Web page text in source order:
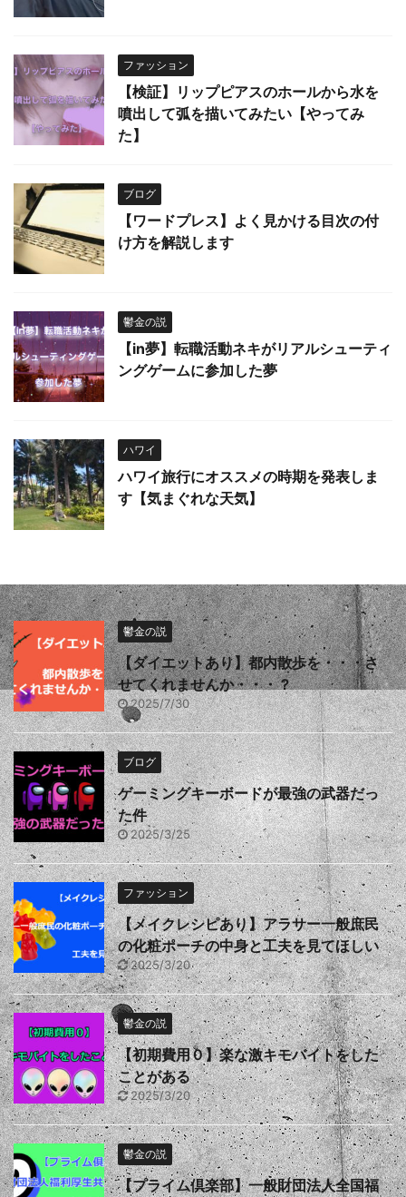
ファッション
【検証】リップピアスのホールから水を
噴出して弧を描いてみたい【やってみ
た】
ブログ
【ワードプレス】よく見かける目次の付
け方を解説します
鬱金の説
【in夢】転職活動ネキがリアルシューティ
ングゲームに参加した夢
ハワイ
ハワイ旅行にオススメの時期を発表しま
す【気まぐれな天気】
鬱金の説
【ダイエットあり】都内散歩を・・・さ
せてくれませんか・・・？
2025/7/30
ブログ
ゲーミングキーボードが最強の武器だっ
た件
2025/3/25
ファッション
【メイクレシピあり】アラサー一般庶民
の化粧ポーチの中身と工夫を見てほしい
2025/3/20
鬱金の説
【初期費用０】楽な激キモバイトをした
ことがある
2025/3/20
鬱金の説
【プライム倶楽部】一般財団法人全国福